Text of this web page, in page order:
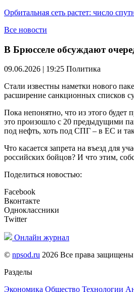
Орбитальная сеть растет: число
Все новости
В Брюсселе обсуждают
09.06.2026 | 19:25 Политика
Стали известны наметки нового
расширение санкционных списков
Пока непонятно, что из этого
это произошло с 20 предыдущими
под нефть, хоть под СПГ – в ЕС и
Что касается запрета на въезд для
российских бойцов? И что этим,
Поделиться новостью:
Facebook
Вконтакте
Одноклассники
Twitter
Онлайн журнал
© npsod.ru 2026 Все права защищены
Разделы
Экономика Общество Технологии